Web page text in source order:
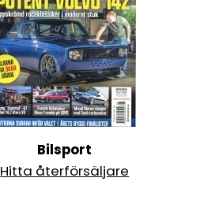
Bilsport
Hitta återförsäljare